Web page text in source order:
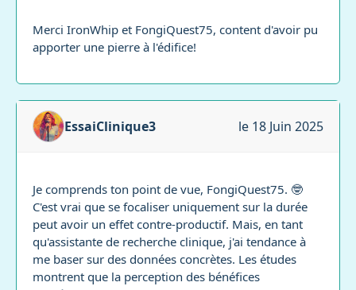
Merci IronWhip et FongiQuest75, content d'avoir pu
apporter une pierre à l'édifice!
EssaiClinique3 le 18 Juin 2025
Je comprends ton point de vue, FongiQuest75. 🤓
C'est vrai que se focaliser uniquement sur la durée
peut avoir un effet contre-productif. Mais, en tant
qu'assistante de recherche clinique, j'ai tendance à
me baser sur des données concrètes. Les études
montrent que la perception des bénéfices